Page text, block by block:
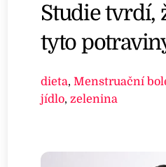
Studie tvrdí,
tyto
dieta,Menstruační
jídlo,zelenina